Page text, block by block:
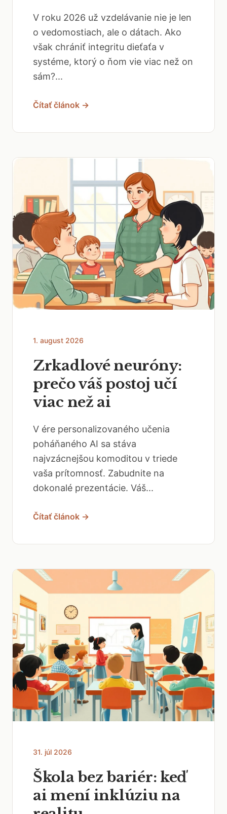
V roku 2026 už vzdelávanie nie je len
o vedomostiach, ale o dátach. Ako
však chrániť integritu dieťaťa v
systéme, ktorý o ňom vie viac než on
sám?...
Čítať článok →
1. august 2026
Zrkadlové neuróny:
prečo váš postoj učí
viac než ai
V ére personalizovaného učenia
poháňaného AI sa stáva
najvzácnejšou komoditou v triede
vaša prítomnosť. Zabudnite na
dokonalé prezentácie. Váš...
Čítať článok →
31. júl 2026
Škola bez bariér: keď
ai mení inklúziu na